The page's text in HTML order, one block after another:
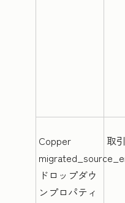
Copper
ドロップダウ
ンプロパティ
取引